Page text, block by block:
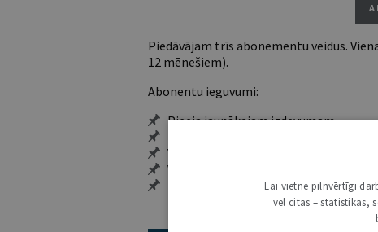
Piedāvājam trīs abonementu veidus.
12 mēnešiem).
Abonentu ieguvumi:
Pieeja jaunākajam izdevumam
Vairāk nekā 18 000 rakstu un 2000
Visi tematiskie numuri un ikgadējie
Personalizētās iespējas – piezīmes,
Lai vietne pilnvērtīgi
vēl citas – statistikas,